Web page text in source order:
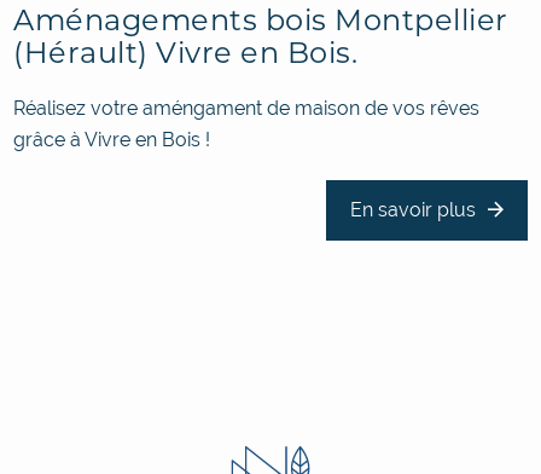
Aménagements bois Montpellier
(Hérault) Vivre en Bois.
Réalisez votre améngament de maison de vos rêves
grâce à Vivre en Bois !
En savoir plus